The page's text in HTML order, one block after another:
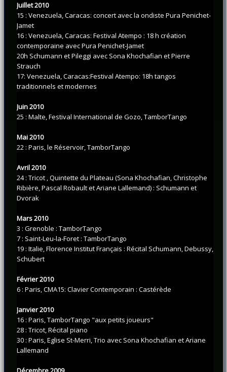
Juillet 2010
15 : Venezuela, Caracas: concert avec la ondiste Pura Penichet-
Jamet
16 : Venezuela, Caracas: Festival Atempo : 18 h création
contemporaine avec Pura Penichet-Jamet
20h Schumann et Pileggi avec Sona Khochafian et Pierre
Strauch
17: Venezuela, Caracas:Festival Atempo: 18h tangos
traditionnels et modernes
Juin 2010
25 : Malte, Festival International de Gozo, TamborTango
Mai 2010
22 : Paris, le Réservoir, TamborTango
Avril 2010
24 : Tricot , Quintette du Plateau (Sona Khochafian, Christophe
Ribière, Pascal Robault et Ariane Lallemand) : Schumann et
Dvorak
Mars 2010
3 : Grenoble : TamborTango
7 : Saint-Leu-la-Foret : TamborTango
19 : Italie, Florence Institut Français : Récital Schumann, Debussy,
Schubert
Février 2010
6 : Paris, CMA15: Clavier Contemporain : Castérède
Janvier 2010
16 : Paris, TamborTango "aux petits joueurs"
28 : Tricot, Récital piano
30 : Paris, Eglise St-Merri, Trio avec Sona Khochafian et Ariane
Lallemand